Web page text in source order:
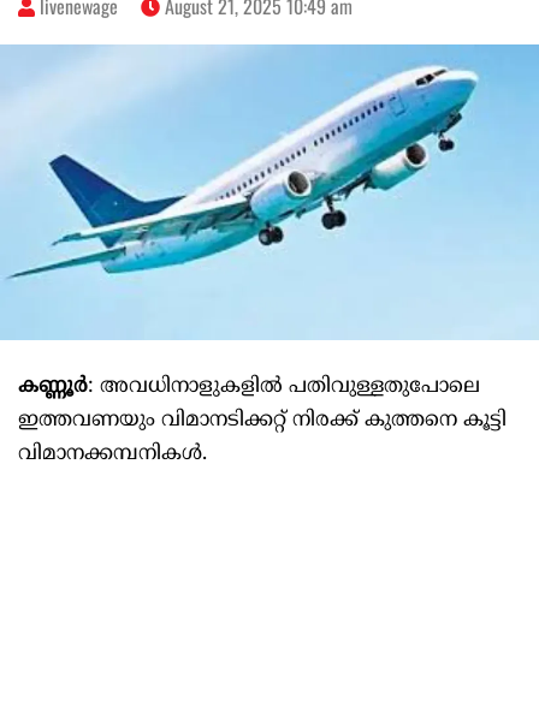
livenewage August 21, 2025 10:49 am
കണ്ണൂർ: അവധിനാളുകളിൽ പതിവുള്ളതുപോലെ
ഇത്തവണയും വിമാനടിക്കറ്റ് നിരക്ക് കുത്തനെ കൂട്ടി
വിമാനക്കമ്പനികള്‍.